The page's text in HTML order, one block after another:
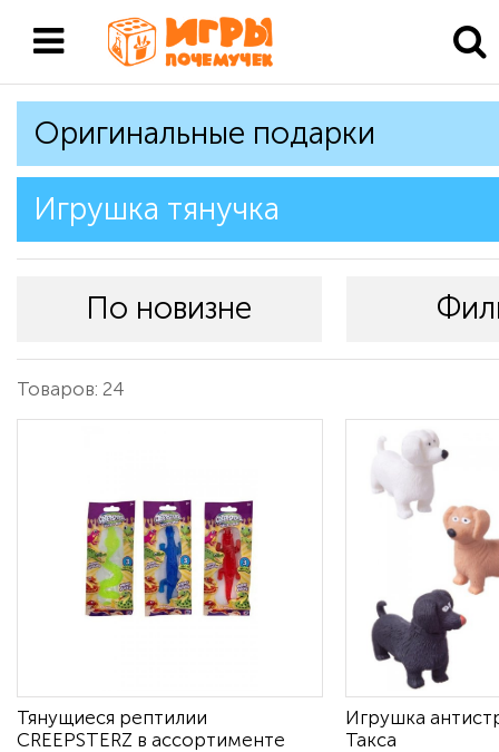
Оригинальные подарки
Игрушка тянучка
По новизне
Товаров: 24
Тянущиеся рептилии
CREEPSTERZ в ассортименте
Игрушка
Такса